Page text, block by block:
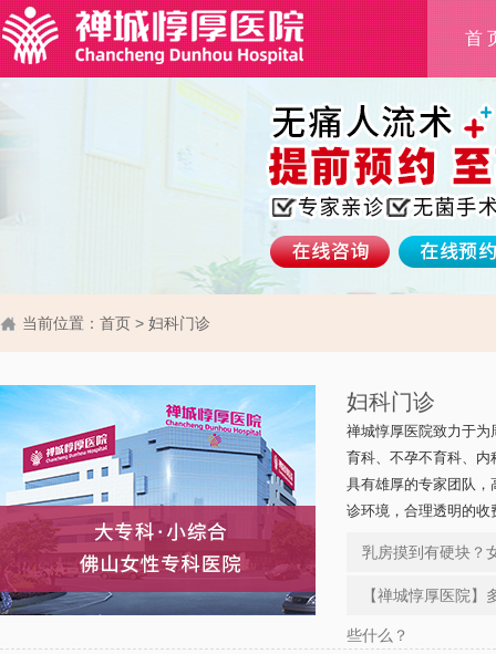
首
当前位置： 首页 > 妇科门诊
妇科门诊
禅城惇厚医院致力于
育科、不孕不育科、
具有雄厚的专家团队
诊环境，合理透明的
乳房摸到有硬块？
【禅城惇厚医院
些什么？